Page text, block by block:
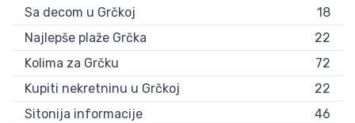
Sa decom u Grčkoj
18
Najlepše plaže Grčka
22
Kolima za Grčku
72
Kupiti nekretninu u Grčkoj
22
Sitonija informacije
46